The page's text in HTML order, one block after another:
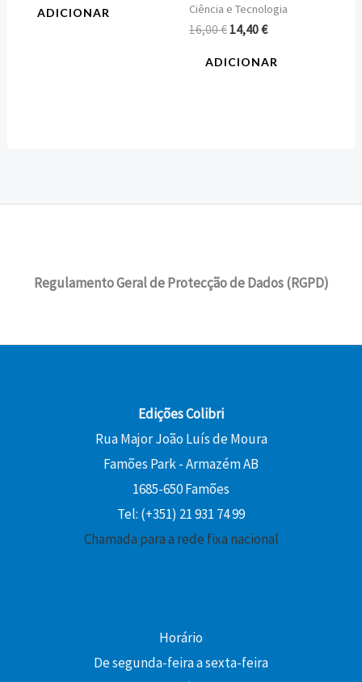
ADICIONAR Ciência e Tecnologia
16,00€ 14,40€
ADICIONAR
Regulamento Geral de Protecção de Dados (RGPD)
Edições Colibri
Rua Major João Luís de Moura
Famões Park - Armazém AB
1685-650 Famões
Tel: (+351) 21 931 74 99
Chamada para a rede fixa nacional
Horário
De segunda-feira a sexta-feira